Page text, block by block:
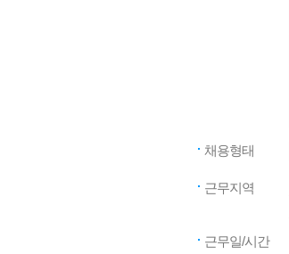
채용형태
근무지역
근무일/시간